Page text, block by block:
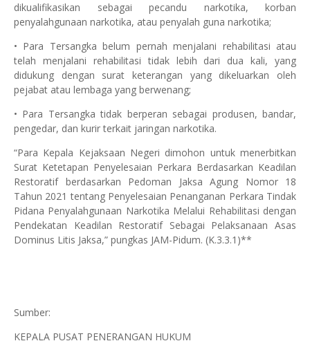
dikualifikasikan sebagai pecandu narkotika, korban
penyalahgunaan narkotika, atau penyalah guna narkotika;
• Para Tersangka belum pernah menjalani rehabilitasi atau
telah menjalani rehabilitasi tidak lebih dari dua kali, yang
didukung dengan surat keterangan yang dikeluarkan oleh
pejabat atau lembaga yang berwenang;
• Para Tersangka tidak berperan sebagai produsen, bandar,
pengedar, dan kurir terkait jaringan narkotika.
“Para Kepala Kejaksaan Negeri dimohon untuk menerbitkan
Surat Ketetapan Penyelesaian Perkara Berdasarkan Keadilan
Restoratif berdasarkan Pedoman Jaksa Agung Nomor 18
Tahun 2021 tentang Penyelesaian Penanganan Perkara Tindak
Pidana Penyalahgunaan Narkotika Melalui Rehabilitasi dengan
Pendekatan Keadilan Restoratif Sebagai Pelaksanaan Asas
Dominus Litis Jaksa,” pungkas JAM-Pidum. (K.3.3.1)**
Sumber:
KEPALA PUSAT PENERANGAN HUKUM